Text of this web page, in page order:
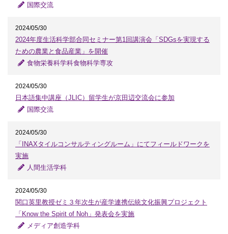
国際交流
2024/05/30
2024年度生活科学部合同セミナー第1回講演会「SDGsを実現する
ための農業と食品産業」を開催
食物栄養科学科食物科学専攻
2024/05/30
日本語集中講座（JLIC）留学生が京田辺交流会に参加
国際交流
2024/05/30
「INAXタイルコンサルティングルーム」にてフィールドワークを
実施
人間生活学科
2024/05/30
関口英里教授ゼミ３年次生が産学連携伝統文化振興プロジェクト
「Know the Spirit of Noh」発表会を実施
メディア創造学科